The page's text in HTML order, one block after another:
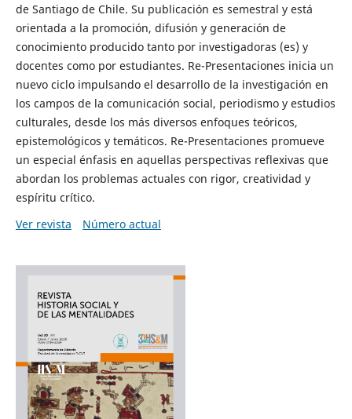
de Santiago de Chile. Su publicación es semestral y está
orientada a la promoción, difusión y generación de
conocimiento producido tanto por investigadoras (es) y
docentes como por estudiantes. Re-Presentaciones inicia un
nuevo ciclo impulsando el desarrollo de la investigación en
los campos de la comunicación social, periodismo y estudios
culturales, desde los más diversos enfoques teóricos,
epistemológicos y temáticos. Re-Presentaciones promueve
un especial énfasis en aquellas perspectivas reflexivas que
abordan los problemas actuales con rigor, creatividad y
espíritu crítico.
Ver revista
Número actual